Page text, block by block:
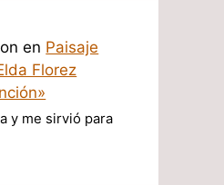
en Paisaje
Florez
y me sirvió para